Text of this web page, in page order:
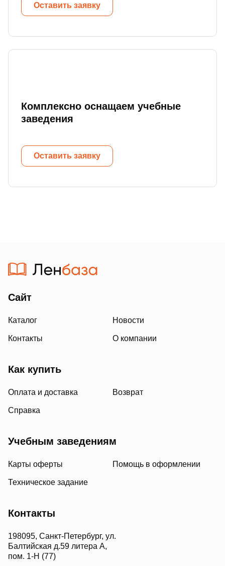
Оставить заявку
Комплексно оснащаем учебные
заведения
Оставить заявку
Сайт
Каталог Новости
Контакты О компании
Как купить
Оплата и доставка Возврат
Справка
Учебным заведениям
Карты оферты Помощь в оформлении
Техническое задание
Контакты
198095, Санкт-Петербург, ул.
Балтийская д.59 литера А,
пом. 1-Н (77)